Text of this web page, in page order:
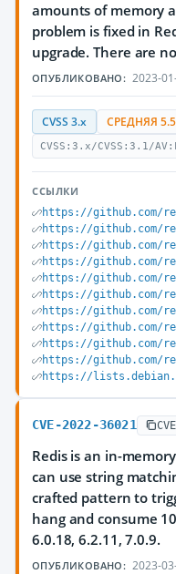
amounts of memory
problem is fixed in
upgrade. There are
ОПУБЛИКОВАНО: 2023-
CVSS 3.x СРЕДНЯЯ 5.5
CVSS:3.x/CVSS:3.1/
ССЫЛКИ
https://github.com/
https://github.com/
https://github.com/
https://github.com/
https://github.com/
https://github.com/
https://github.com/
https://github.com/
https://github.com/
https://github.com/
https://
CVE-2022-36021
Redis is an in-
can use string
crafted pattern to
hang and consume
6.0.18, 6.2.11, 7.0.9.
ОПУБЛИКОВАНО: 2023-